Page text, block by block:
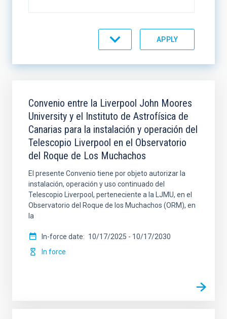
SIGNATORY PARTY
SIGNED AT (MIN)
SIGNED AT (MAX) LEGAL FRAMEWORK
Convenio entre la Liverpool John Moores
University y el Instituto de Astrofísica de
Canarias para la instalación y operación del
Telescopio Liverpool en el Observatorio
del Roque de Los Muchachos
El presente Convenio tiene por objeto autorizar la
instalación, operación y uso continuado del
Telescopio Liverpool, perteneciente a la LJMU, en el
Observatorio del Roque de los Muchachos (ORM), en
la
In-force date 10/17/2025 - 10/17/2030
In force